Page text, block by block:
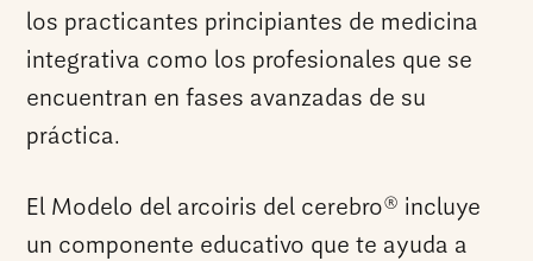
los practicantes principiantes de medicina
integrativa como los profesionales que se
encuentran en fases avanzadas de su
práctica.
El Modelo del arcoiris del cerebro® incluye
un componente educativo que te ayuda a